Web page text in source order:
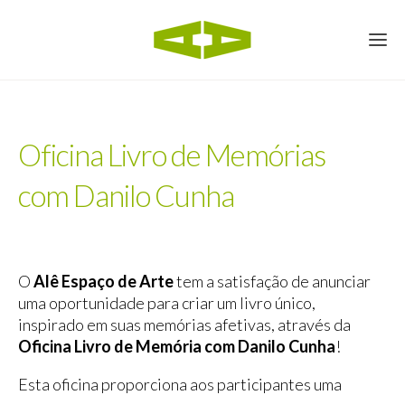
Oficina Livro de Memórias
com Danilo Cunha
OAlê Espaço de Artetem a satisfação de anunciar
uma oportunidade para criar um livro único,
inspirado em suas memórias afetivas, através da
Oficina Livro de Memória com Danilo Cunha!
Esta oficina proporciona aos participantes uma